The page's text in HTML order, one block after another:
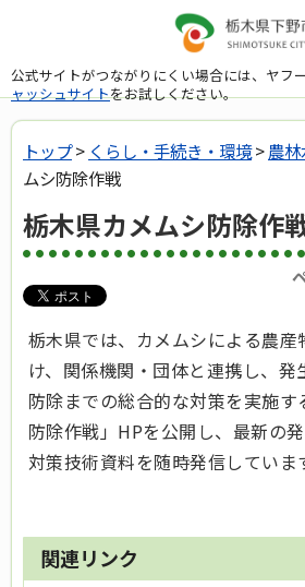
公式サイトがつながりにくい場合には、ヤフ
ャッシュサイトをお試しください。
トップ> くらし・手続き・環境>農
ムシ防除作戦
栃木県カメムシ防除作
栃木県では、カメムシによる農産
け、関係機関・団体と連携し、発
防除までの総合的な対策を実施
防除作戦」HPを公開し、最新の
対策技術資料を随時発信していま
関連リンク